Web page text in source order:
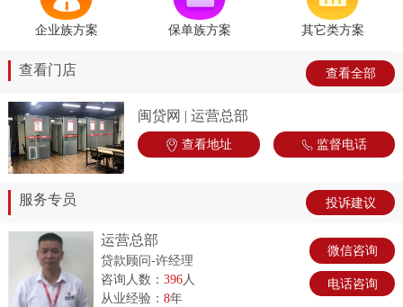
企业族方案 保单族方案 其它类方案
查看门店 查看全部
闽贷网 | 运营总部
查看地址 监督电话
服务专员 投诉建议
运营总部
贷款顾问-许经理
咨询人数：396人
从业经验：8年
微信咨询
电话咨询